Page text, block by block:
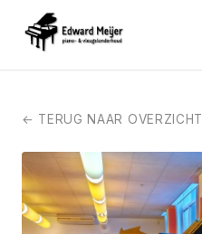
← TERUG NAAR OVERZICHT